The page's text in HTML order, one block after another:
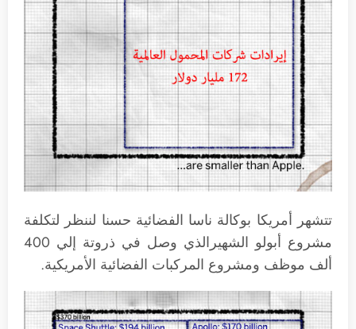
تتشهر أمريكا بوكالة ناسا الفضائية حسنا لننظر لتكلفة
مشروع أبولو الشهيرالذي وصل في ذروتة إلي 400
ألف موظف ومشروع المركبات الفضائية الأمريكية.